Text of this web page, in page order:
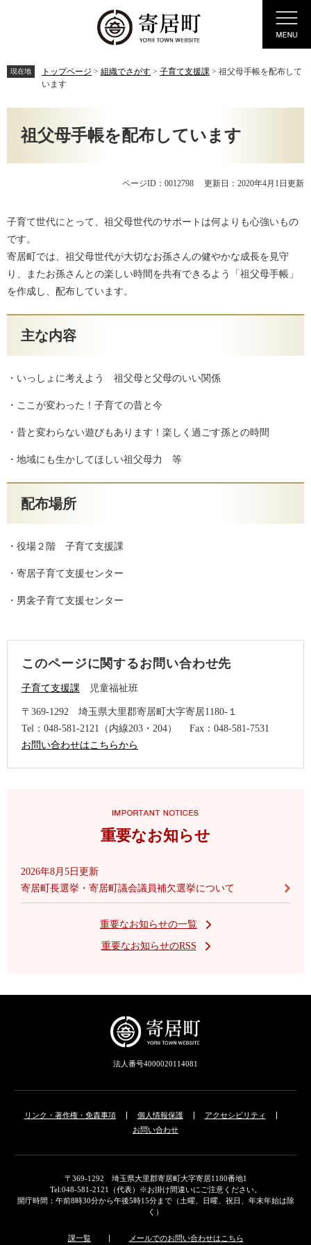
先
頭
す。
を
飛
し
現在地 トップページ > 組織でさがす > 子育て支援課 > 祖父母手帳を配布して
います
祖父母手帳を配布しています
ページID：0012798 更新日：2020年4月1日更新
子育て世代にとって、祖父母世代のサポートは何よりも心強いもの
です。
寄居町では、祖父母世代が大切なお孫さんの健やかな成長を見守
り、またお孫さんとの楽しい時間を共有できるよう「祖父母手帳」
を作成し、配布しています。
主な内容
・いっしょに考えよう 祖父母と父母のいい関係
・ここが変わった！子育ての昔と今
・昔と変わらない遊びもあります！楽しく過ごす孫との時間
・地域にも生かしてほしい祖父母力 等
配布場所
・役場２階 子育て支援課
・寄居子育て支援センター
・男衾子育て支援センター
このページに関するお問い合わせ先
子育て支援課 児童福祉班
〒369-1292
埼玉県大里郡寄居町大字寄居1180-１
Tel：048-581-2121（内線203・204）
Fax：048-581-7531
お問い合わせはこちらから
重要なお知らせ
2026年8月5日更新
寄居町長選挙・寄居町議会議員補欠選挙について
重要なお知らせの一覧
重要なお知らせのRSS
法人番号4000020114081
リンク・著作権・免責事項 個人情報保護
アクセシビリティ
お問い合わせ
〒369-1292 埼玉県大里郡寄居町大字寄居1180番地1
Tel:048-581-2121（代表）※お掛け間違いにご注意ください。
開庁時間：午前8時30分から午後5時15分まで（土曜、日曜、祝日、年末年始は除
く）
課一覧 メールでのお問い合わせはこちら